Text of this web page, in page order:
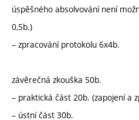
úspěšného absolvování není
0,5b.)
– zpracování protokolu 6x4b.
závěrečná zkouška 50b.
– praktická část 20b. (zapojení a
– ústní část 30b.